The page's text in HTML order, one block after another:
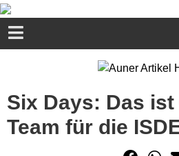
Six Days: Das
Team für die